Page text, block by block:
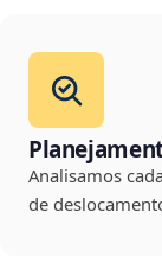
Analisamos
de